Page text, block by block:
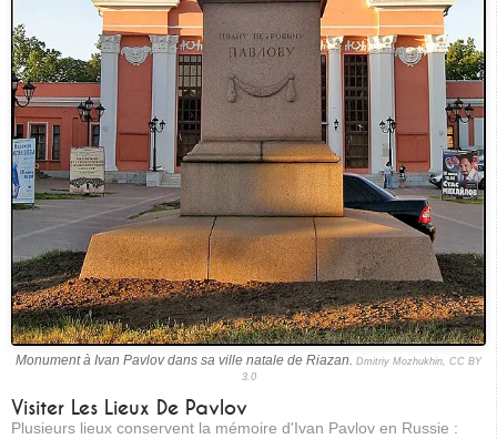
Monument à Ivan Pavlov dans sa ville natale de Riazan. Dmitriy Mozhukhin, CC BY
3.0
Visiter Les Lieux De Pavlov
Plusieurs lieux conservent la mémoire d'Ivan Pavlov en Russie :